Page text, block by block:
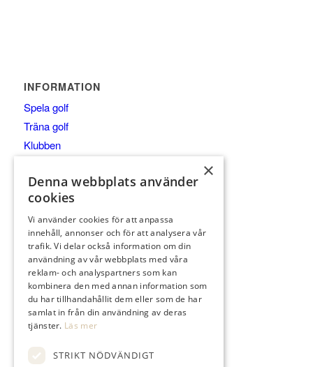
INFORMATION
Spela golf
Träna golf
Klubben
Anläggningen
Besök
KONTAKTA
021-653 00
kansli@tortunagk.com
×
Denna webbplats använder
cookies
Vi använder cookies för att anpassa
innehåll, annonser och för att analysera vår
trafik. Vi delar också information om din
användning av vår webbplats med våra
reklam- och analyspartners som kan
kombinera den med annan information som
du har tillhandahållit dem eller som de har
samlat in från din användning av deras
tjänster. Läs mer
STRIKT NÖDVÄNDIGT